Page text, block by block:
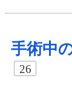
手術中
26